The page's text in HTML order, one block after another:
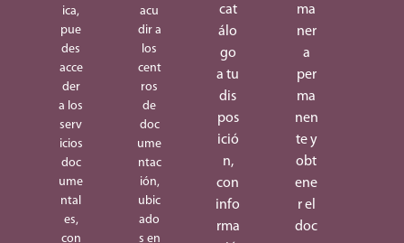
ica,
pue
des
acce
der
a los
serv
icios
doc
ume
ntal
es,
con
acu
dir a
los
cent
ros
de
doc
ume
ntac
ión,
ubic
ado
s en
cat
álo
go
a tu
dis
pos
ició
n,
con
info
rma
ma
ner
a
per
ma
nen
te y
obt
ene
r el
doc